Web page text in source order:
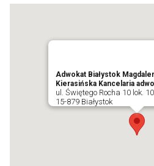
Adwokat Białystok
Kierasińska Kancelaria
ul. Świętego Rocha 10 lok.
15-879 Białystok